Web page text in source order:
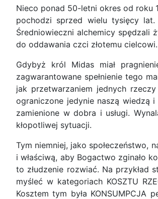
Nieco ponad 50-letni okres od roku
pochodzi sprzed wielu tysięcy
Średniowieczni alchemicy spędzali
do oddawania czci złotemu
Gdybyż król Midas miał
zagwarantowane spełnienie tego
jak przetwarzaniem jednych
ograniczone jedynie naszą wiedzą
zamienione w dobra i usługi.
kłopotliwej sytuacji.
Tym niemniej, jako społeczeństwo,
i właściwą, aby Bogactwo zginało
to złudzenie rozwiać. Na przykład
myśleć w kategoriach KOSZTU
Kosztem tym była KONSUMPCJA